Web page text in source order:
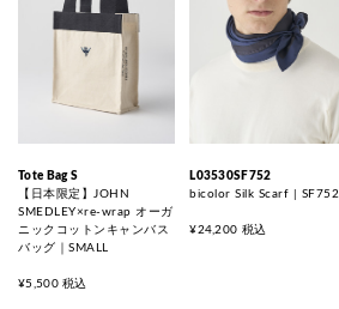
Tote Bag S
【日本限定】JOHN
SMEDLEY×re-wrap オーガ
ニックコットンキャンバス
バッグ｜SMALL
¥5,500 税込
L03530SF752
bicolor Silk Scarf | SF752
¥24,200 税込